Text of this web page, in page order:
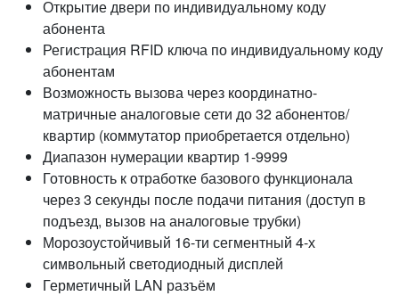
Открытие двери по индивидуальному коду
абонента
Регистрация RFID ключа по индивидуальному коду
абонентам
Возможность вызова через координатно-
матричные аналоговые сети до 32 абонентов/
квартир (коммутатор приобретается отдельно)
Диапазон нумерации квартир 1-9999
Готовность к отработке базового функционала
через 3 секунды после подачи питания (доступ в
подъезд, вызов на аналоговые трубки)
Морозоустойчивый 16-ти сегментный 4-х
символьный светодиодный дисплей
Герметичный LAN разъём